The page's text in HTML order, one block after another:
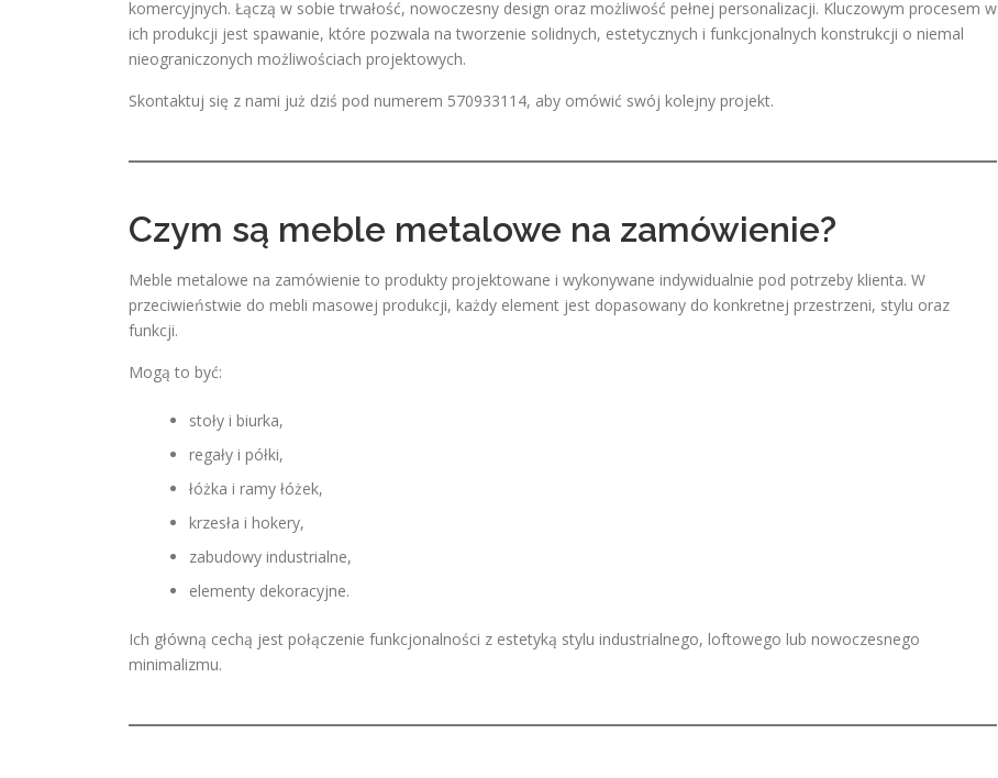
komercyjnych. Łączą w sobie trwałość, nowoczesny design oraz możliwość pełnej personalizacji. Kluczowym procesem w
ich produkcji jest spawanie, które pozwala na tworzenie solidnych, estetycznych i funkcjonalnych konstrukcji o niemal
nieograniczonych możliwościach projektowych.
Skontaktuj się z nami już dziś pod numerem 570933114, aby omówić swój kolejny projekt.
Czym są meble metalowe na zamówienie?
Meble metalowe na zamówienie to produkty projektowane i wykonywane indywidualnie pod potrzeby klienta. W
przeciwieństwie do mebli masowej produkcji, każdy element jest dopasowany do konkretnej przestrzeni, stylu oraz
funkcji.
Mogą to być:
stoły i biurka,
regały i półki,
łóżka i ramy łóżek,
krzesła i hokery,
zabudowy industrialne,
elementy dekoracyjne.
Ich główną cechą jest połączenie funkcjonalności z estetyką stylu industrialnego, loftowego lub nowoczesnego
minimalizmu.